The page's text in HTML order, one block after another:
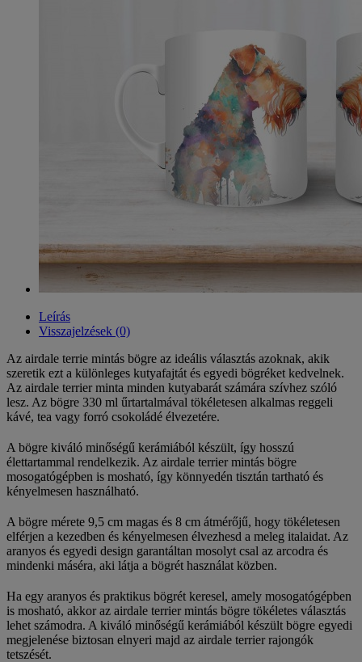
Leírás
Visszajelzések (0)
Az airdale terrie mintás bögre az ideális választás azoknak, akik
szeretik ezt a különleges kutyafajtát és egyedi bögréket kedvelnek.
Az airdale terrier minta minden kutyabarát számára szívhez szóló
lesz. Az bögre 330 ml űrtartalmával tökéletesen alkalmas reggeli
kávé, tea vagy forró csokoládé élvezetére.
A bögre kiváló minőségű kerámiából készült, így hosszú
élettartammal rendelkezik. Az airdale terrier mintás bögre
mosogatógépben is mosható, így könnyedén tisztán tartható és
kényelmesen használható.
A bögre mérete 9,5 cm magas és 8 cm átmérőjű, hogy tökéletesen
elférjen a kezedben és kényelmesen élvezhesd a meleg italaidat. Az
aranyos és egyedi design garantáltan mosolyt csal az arcodra és
mindenki máséra, aki látja a bögrét használat közben.
Ha egy aranyos és praktikus bögrét keresel, amely mosogatógépben
is mosható, akkor az airdale terrier mintás bögre tökéletes választás
lehet számodra. A kiváló minőségű kerámiából készült bögre egyedi
megjelenése biztosan elnyeri majd az airdale terrier rajongók
tetszését.